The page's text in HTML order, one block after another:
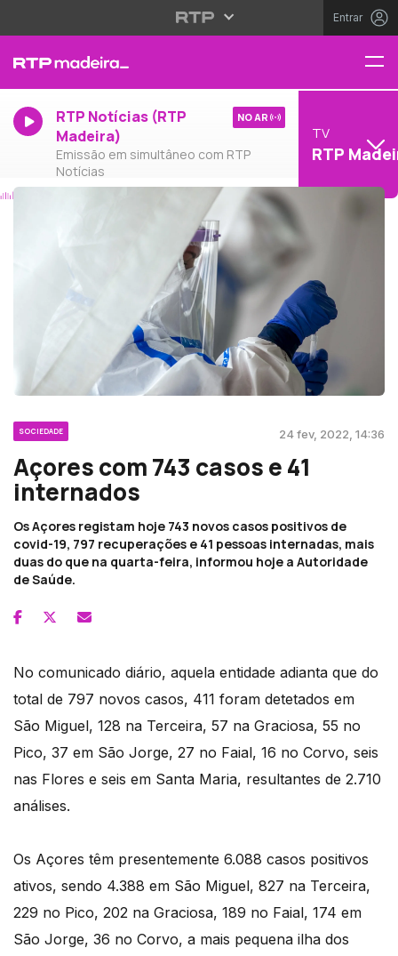
Entrar
RTP Notícias (RTP
Madeira)
Emissão em simultâneo com RTP
Notícias
NO AR
TV
RTP
SOCIEDADE 24 fev, 2022, 14:36
Açores com 743 casos e 41
internados
Os Açores registam hoje 743 novos casos positivos de
covid-19, 797 recuperações e 41 pessoas internadas, mais
duas do que na quarta-feira, informou hoje a Autoridade
de Saúde.
No comunicado diário, aquela entidade adianta que do
total de 797 novos casos, 411 foram detetados em
São Miguel, 128 na Terceira, 57 na Graciosa, 55 no
Pico, 37 em São Jorge, 27 no Faial, 16 no Corvo, seis
nas Flores e seis em Santa Maria, resultantes de 2.710
análises.
Os Açores têm presentemente 6.088 casos positivos
ativos, sendo 4.388 em São Miguel, 827 na Terceira,
229 no Pico, 202 na Graciosa, 189 no Faial, 174 em
São Jorge, 36 no Corvo, a mais pequena ilha dos